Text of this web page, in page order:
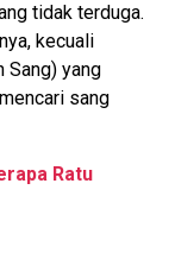
tidak terduga.
kecuali
Sang) yang
sang
Ratu